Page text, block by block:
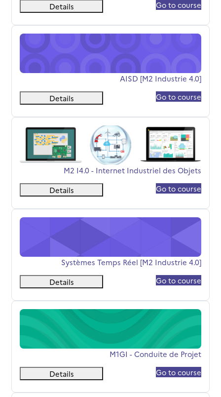
Go to course
Details
[M2 Industrie 4.0] AISD
اسم المقرر[M2 Industrie 4.0] AISD
Go to course
Details
M2 I4.0 - Internet Industriel des Objets
اسم المقرر
M2 I4.0 - Internet Industriel des Objets
Go to course
Details
[M2 Industrie 4.0] Systèmes Temps Réel
اسم المقرر[M2 Industrie 4.0] Systèmes Temps Réel
Go to course
Details
M1GI - Conduite de Projet
اسم المقرر
M1GI - Conduite de Projet
Go to course
Details